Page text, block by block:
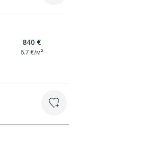
840 €
6.7 €/м²